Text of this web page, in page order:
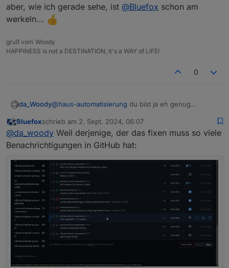
aber, wie ich gerade sehe, ist @Bluefox schon am
werkeln...
gruß vom Woody
HAPPINESS is not a DESTINATION, it's a WAY of LIFE!
0
da_Woody@haus-automatisierung du bist ja eh genug
die frage ist halt, warum sich da nichts tut.
Offline
Bluefoxschrieb am 2. Sept. 2024, 06:07
zuletzt editiert von
@da_woody Weil derjenige, der das fixen muss so viele
Benachrichtigungen in GitHub hat: